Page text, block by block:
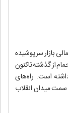
بازار سرپوشیده
از گذشته تاکنون
است. راه‌های
سمت میدان انقلاب